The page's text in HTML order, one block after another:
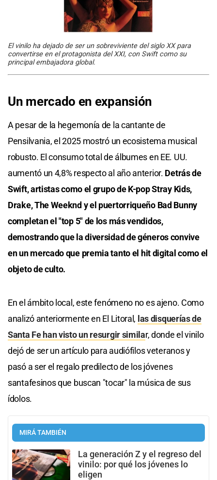
El vinilo ha dejado de ser un sobreviviente del siglo XX para
convertirse en el protagonista del XXI, con Swift como su
principal embajadora global.
Un mercado en expansión
A pesar de la hegemonía de la cantante de
Pensilvania, el 2025 mostró un ecosistema musical
robusto. El consumo total de álbumes en EE. UU.
aumentó un 4,8% respecto al año anterior. Detrás de
Swift, artistas como el grupo de K-pop Stray Kids,
Drake, The Weeknd y el puertorriqueño Bad Bunny
completan el "top 5" de los más vendidos,
demostrando que la diversidad de géneros convive
en un mercado que premia tanto el hit digital como el
objeto de culto.
En el ámbito local, este fenómeno no es ajeno. Como
analizó anteriormente en El Litoral, las disquerías de
Santa Fe han visto un resurgir similar, donde el vinilo
dejó de ser un artículo para audiófilos veteranos y
pasó a ser el regalo predilecto de los jóvenes
santafesinos que buscan "tocar" la música de sus
ídolos.
MIRÁ TAMBIÉN
La generación Z y el regreso del
vinilo: por qué los jóvenes lo
eligen